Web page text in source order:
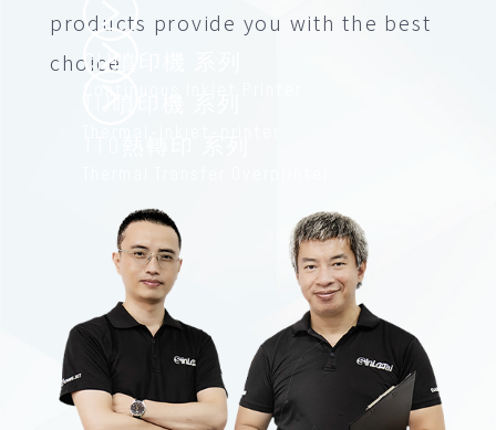
products provide you with the best
choiceCIJ噴印機 系列